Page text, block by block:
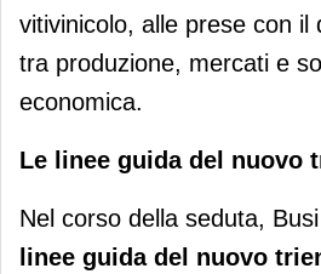
vitivinicolo, alle prese con il
tra produzione, mercati e
economica.
Le linee guida del nuovo
Nel corso della seduta,
linee guida del nuovo